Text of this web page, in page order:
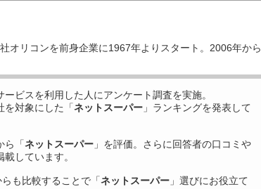
オリコンを前身企業に1967年よりスタート。2006年から
ービスを利用した 人にアンケート調査を実施。
を対象にした「ネットスーパー 」ランキングを発表して
ら「ネットスーパー 」を評価。さらに回答者の口コミや
しています。
も比較することで「ネットスーパー 」選びにお役立て